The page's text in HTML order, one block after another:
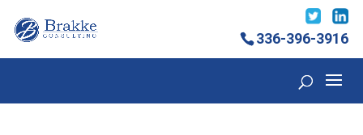
336-396-3916